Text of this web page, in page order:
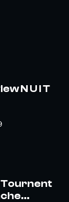
N U I T
Tournent